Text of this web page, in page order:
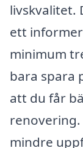
livskvalitet.
ett
minimum
bara spara
att du får
mindre